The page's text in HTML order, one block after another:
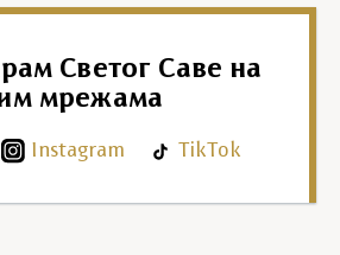
Светог Саве на
мрежама
Instagram TikTok